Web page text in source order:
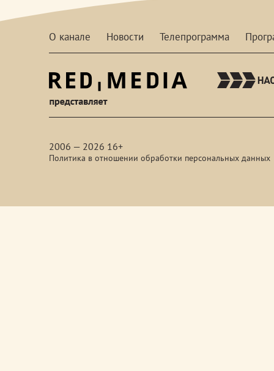
О канале Новости Телепрограмма
2006 — 2026 16+
Политика в отношении обработки персональных данных